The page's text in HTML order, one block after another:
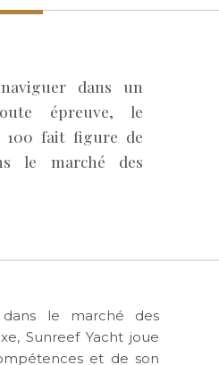
dans un
épreuve, le
100 fait figure de
le marché des
dans le marché des
Sunreef Yacht joue
et de son